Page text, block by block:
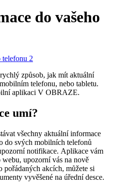
do vašeho
způsob, jak mít aktuální
telefonu, nebo tabletu.
aplikaci V OBRAZE.
umí?
všechny aktuální informace
do svých mobilních telefonů
notifikace. Aplikace vám
upozorní vás na nově
pořádaných akcích, můžete si
vyvěšené na úřední desce.